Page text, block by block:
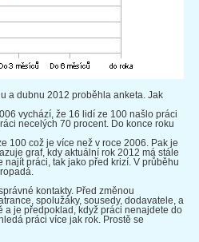
a dubnu 2012 proběhla anketa. Jak
vychází, že 16 lidí ze 100 našlo práci
necelých 70 procent. Do konce roku
100 což je více než v roce 2006. Pak je
graf, kdy aktuální rok 2012 má stále
práci, tak jako před krizí. V průběhu
kontakty. Před změnou
spolužáky, sousedy, dodavatele, a
a je předpoklad, když práci nenajdete do
práci více jak rok. Prostě se